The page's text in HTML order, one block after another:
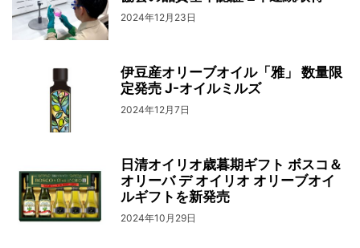
2024年12月23日
伊豆産オリーブオイル「雅」 数量限
定発売 J-オイルミルズ
2024年12月7日
日清オイリオ歳暮期ギフト ボスコ＆
オリーバ デ オイリオ オリーブオイ
ルギフトを新発売
2024年10月29日